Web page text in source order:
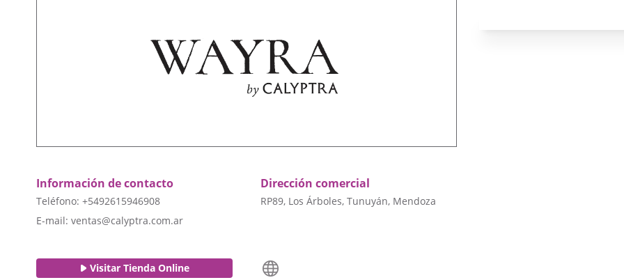
Información de contacto
Teléfono: +5492615946908
E-mail: ventas@calyptra.com.ar
Dirección comercial
RP89, Los Árboles, Tunuyán, Mendoza
Visitar Tienda Online